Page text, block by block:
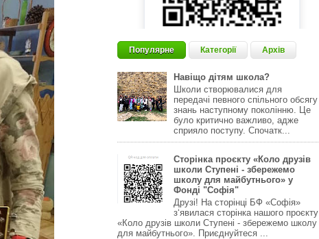
Популярне Категорії Архів
Навіщо дітям школа?
Школи створювалися для
передачі певного спільного обсягу
знань наступному поколінню. Це
було критично важливо, адже
сприяло поступу. Спочатк...
Сторінка проєкту «Коло друзів
школи Ступені - збережемо
школу для майбутнього» у
Фонді "Софія"
Друзі! На сторінці БФ «Софія»
з‘явилася сторінка нашого проєкту
«Коло друзів школи Ступені - збережемо школу
для майбутнього». Приєднуйтеся ...